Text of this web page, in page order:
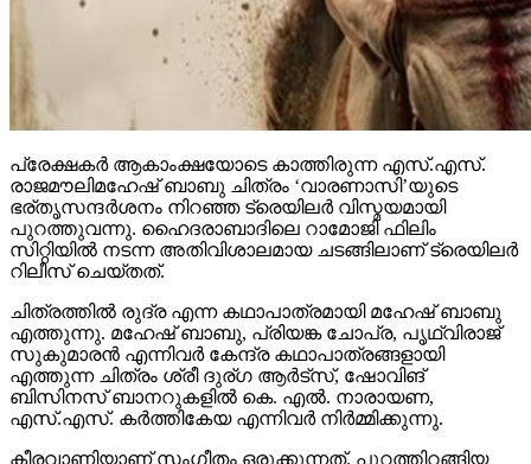
പ്രേക്ഷകര്‍ ആകാംക്ഷയോടെ കാത്തിരുന്ന എസ്.എസ്.
രാജമൗലിമഹേഷ് ബാബു ചിത്രം ‘വാരണാസി’യുടെ
ഭര്തൃസന്ദര്‍ശനം നിറഞ്ഞ ട്രെയിലര്‍ വിസ്മയമായി
പുറത്തുവന്നു. ഹൈദരാബാദിലെ റാമോജി ഫിലിം
സിറ്റിയില്‍ നടന്ന അതിവിശാലമായ ചടങ്ങിലാണ് ട്രെയിലര്‍
റിലീസ് ചെയ്തത്.
ചിത്രത്തില്‍ രുദ്ര എന്ന കഥാപാത്രമായി മഹേഷ് ബാബു
എത്തുന്നു. മഹേഷ് ബാബു, പ്രിയങ്ക ചോപ്ര, പൃഥ്വിരാജ്
സുകുമാരന്‍ എന്നിവര്‍ കേന്ദ്ര കഥാപാത്രങ്ങളായി
എത്തുന്ന ചിത്രം ശ്രീ ദുര്ഗ ആര്‍ട്‌സ്, ഷോവിങ്
ബിസിനസ് ബാനറുകളില്‍ കെ. എല്‍. നാരായണ,
എസ്.എസ്. കര്‍ത്തികേയ എന്നിവര്‍ നിര്‍മ്മിക്കുന്നു.
കീരവാണിയാണ് സംഗീതം ഒരുക്കുന്നത്. പുറത്തിറങ്ങിയ